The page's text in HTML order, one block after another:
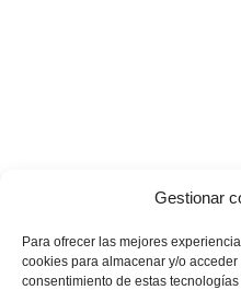
Gestionar
Para ofrecer las mejores
cookies para almacenar y/o
consentimiento de estas